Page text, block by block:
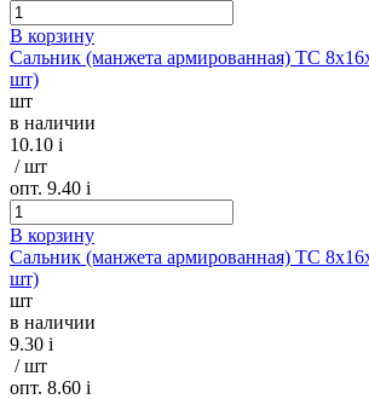
В корзину
Сальник (манжета армированная) TC
шт)
шт
в наличии
10.10 i
/ шт
опт. 9.40 i
В корзину
Сальник (манжета армированная) TC
шт)
шт
в наличии
9.30 i
/ шт
опт. 8.60 i